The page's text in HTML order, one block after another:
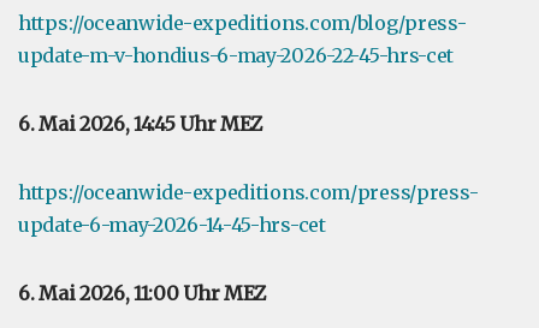
https://oceanwide-expeditions.com/blog/press-
update-m-v-hondius-6-may-2026-22-45-hrs-cet
6. Mai 2026, 14:45 Uhr MEZ
https://oceanwide-expeditions.com/press/press-
update-6-may-2026-14-45-hrs-cet
6. Mai 2026, 11:00 Uhr MEZ